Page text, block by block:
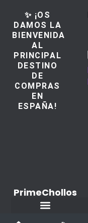
✨ ¡OS
DAMOS LA
BIENVENIDA
AL
PRINCIPAL
DESTINO
DE
COMPRAS
EN
ESPAÑA!
PrimeChollos